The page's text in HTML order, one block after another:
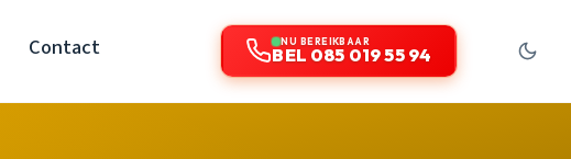
Contact NU BEREIKBAAR
BEL 085 019 55 94